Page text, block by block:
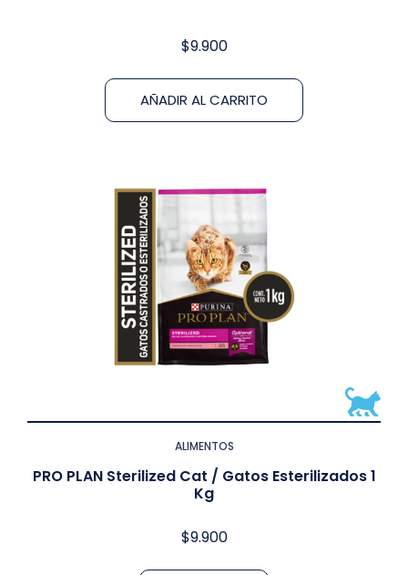
$9.900
AÑADIR AL CARRITO
ALIMENTOS
PRO PLAN Sterilized Cat / Gatos Esterilizados 1
Kg
$9.900